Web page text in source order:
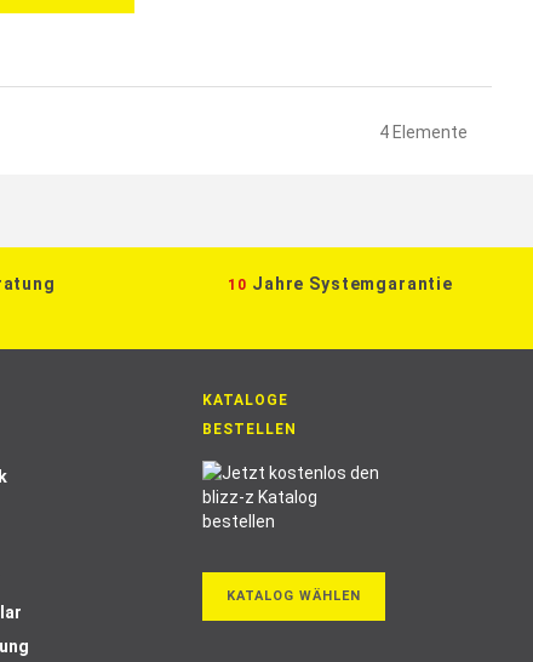
4 Elemente
10 Jahre Systemgarantie
KATALOGE
BESTELLEN
KATALOG WÄHLEN